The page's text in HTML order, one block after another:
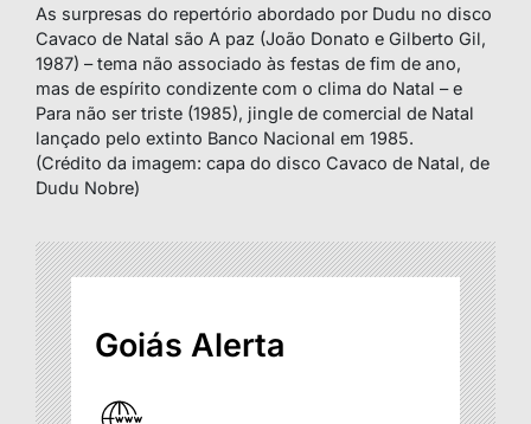
As surpresas do repertório abordado por Dudu no disco
Cavaco de Natal são A paz (João Donato e Gilberto Gil,
1987) – tema não associado às festas de fim de ano,
mas de espírito condizente com o clima do Natal – e
Para não ser triste (1985), jingle de comercial de Natal
lançado pelo extinto Banco Nacional em 1985.
(Crédito da imagem: capa do disco Cavaco de Natal, de
Dudu Nobre)
Goiás Alerta